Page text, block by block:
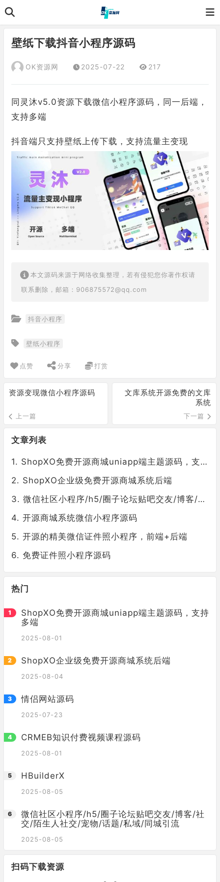
壁纸下载抖音小程序源码
OK资源网 2025-07-22 217
同灵沐v5.0资源下载微信小程序源码，同一后端，
支持多端
抖音端只支持壁纸上传下载，支持流量主变现
本文源码来源于网络收集整理，若有侵犯您你著作权请
联系删除，邮箱：906875572@qq.com
抖音小程序
壁纸小程序
点赞 分享 打赏
资源变现微信小程序源码
上一篇
文库系统开源免费的文库
系统
下一篇
文章列表
ShopXO免费开源商城uniapp端主题源码，支持多端
ShopXO企业级免费开源商城系统后端
微信社区小程序/h5/圈子论坛贴吧交友/博客/社交/陌生人社交/宠物/话题/私域/同城引流
开源商城系统微信小程序源码
开源的精美微信证件照小程序，前端+后端
免费证件照小程序源码
热门
ShopXO免费开源商城uniapp端主题源码，支持
多端
2025-08-01
ShopXO企业级免费开源商城系统后端
2025-08-04
情侣网站源码
2025-07-23
CRMEB知识付费视频课程源码
2025-08-01
HBuilderX
2025-08-05
微信社区小程序/h5/圈子论坛贴吧交友/博客/社
交/陌生人社交/宠物/话题/私域/同城引流
2025-08-05
扫码下载资源